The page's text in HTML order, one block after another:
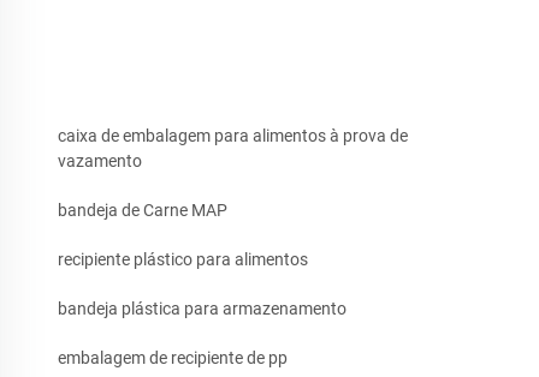
caixa de embalagem para alimentos à prova de
vazamento
bandeja de Carne MAP
recipiente plástico para alimentos
bandeja plástica para armazenamento
embalagem de recipiente de pp